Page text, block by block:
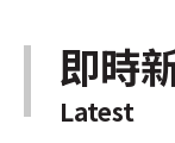
即時
Latest